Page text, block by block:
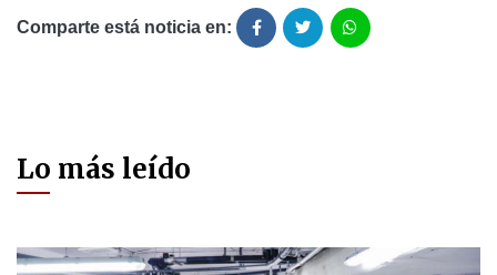
Comparte está noticia en:
Lo más leído